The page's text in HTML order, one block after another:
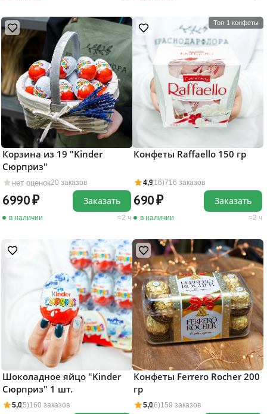
нет оценок20 заказов
Корзина из 19 "Kinder
Сюрприз"
6990
в наличии 2 ч
Заказать
Топ-1 конфеты
4,9(16)716 заказов
Конфеты Raffaello 150 гр
690
в наличии 2 ч
Заказать
5,0(5)160 заказов
Шоколадное яйцо "Kinder
Сюрприз" 1 шт.
5,0(6)159 заказов
Конфеты Ferrero Rocher 200
гр